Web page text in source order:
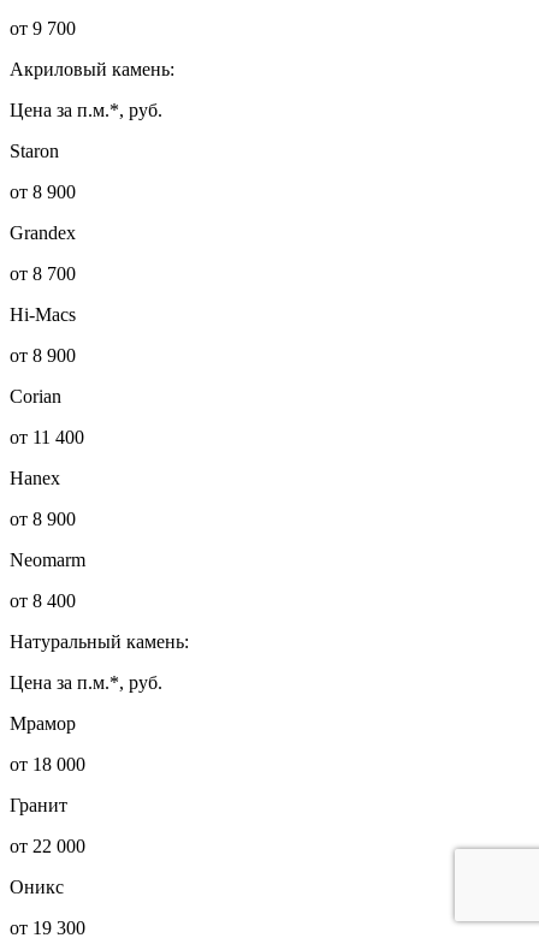
от 9 700
Акриловый камень:
Цена за п.м.*, руб.
Staron
от 8 900
Grandex
от 8 700
Hi-Macs
от 8 900
Corian
от 11 400
Hanex
от 8 900
Neomarm
от 8 400
Натуральный камень:
Цена за п.м.*, руб.
Мрамор
от 18 000
Гранит
от 22 000
Оникс
от 19 300